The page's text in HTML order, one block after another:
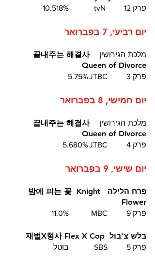
פרק 12	 tvN		10.518%
יום רביעי, 7 בפברואר
מלכת הגירושין
끝내주는 해결사
Queen of Divorce
פרק 3	JTBC	5.75%
יום חמישי, 8 בפברואר
מלכת הגירושין
끝내주는 해결사
Queen of Divorce
פרק 4	JTBC	5.680%
יום שישי, 9 בפברואר
פרח הלילה  밤에 피는 꽃  Knight
Flower
פרק 9	MBC  	11.0%
בלש צ'בול  재벌X형사 Flex X Cop
פרק 5	SBS		בוטל